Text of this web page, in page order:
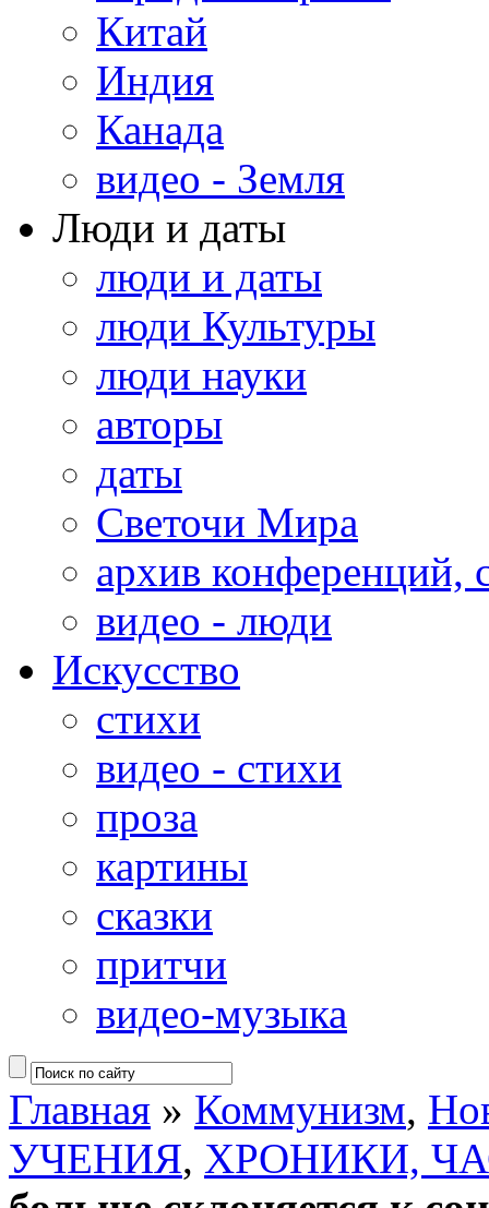
Китай
Индия
Канада
видео - Земля
Люди и даты
люди и даты
люди Культуры
люди науки
авторы
даты
Светочи Мира
архив конференций,
видео - люди
Искусство
стихи
видео - стихи
проза
картины
сказки
притчи
видео-музыка
Главная » Коммунизм,
УЧЕНИЯ, ХРОНИКИ,